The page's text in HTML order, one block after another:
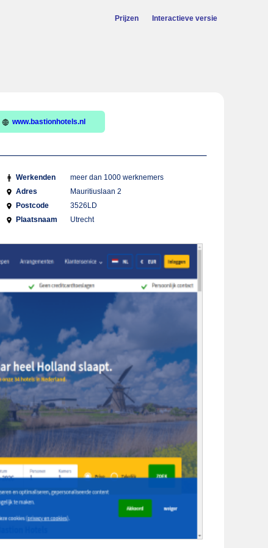
Prijzen Interactieve versie
www.bastionhotels.nl
Werkenden
meer dan 1000 werknemers
Adres
Mauritiuslaan 2
Postcode
3526LD
Plaatsnaam
Utrecht